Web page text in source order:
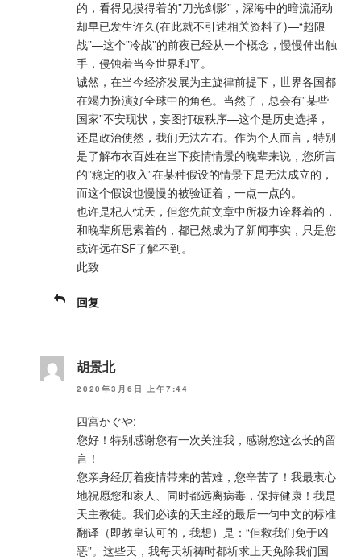
的，看得见摸得着的”刀光剑影”，深海中的暗流涌动
却早已发生许久(在此就不引述相关资料了)—“超限
战”—这个”冷战”的前夜已经从一个概念，慢慢伸出触
手，侵蚀着当今世界和平。
诚然，在当今经济发展为主旋律前提下，世界各国都
在竭力扮演好全球中的角色。当然了，总会有”某些
国家”不安现状，妄图打破秩序—这个是历史选择，
还是政治使然，我们无法左右。作为个人而言，特别
是了解布衣百姓在当下疫情情景的晚辈来说，您所言
的”稳定的收入”在某种假设的情景下是无法成立的，
而这个假设也慢慢的被验证着，一点一点的。
也许是杞人忧天，但您先前文章中所极力诠释着的，
和晚辈所思索着的，都已然成为了新闻事实，只是您
或许远在SF了解不到。
此致
回复
胡景北
2020年3月6日 上午7:44
四宮かぐや:
您好！特别感谢您有一次关注我，感谢您这么长的留
言！
您亲身经历着疫情带来的苦难，您辛苦了！我最衷心
地祝愿您和家人、同时都远离病毒，保持健康！我是
天主教徒。我们必读的天主经的最后一句中文的标准
翻译（即教皇认可的，我想）是：“但救我们免于凶
恶”。这些天，我每天祈祷时都祈求上天免除我们国